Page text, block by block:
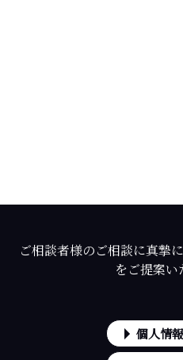
ご相談者様のご相談に真摯
をご提案い
個人情